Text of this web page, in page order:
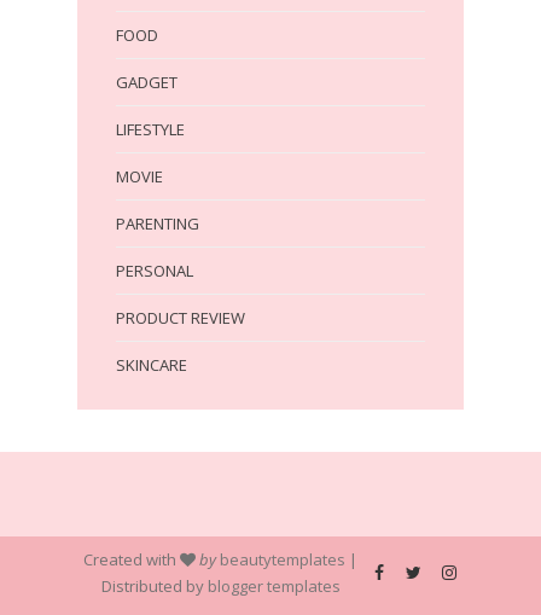
FOOD
GADGET
LIFESTYLE
MOVIE
PARENTING
PERSONAL
PRODUCT REVIEW
SKINCARE
Created with by beautytemplates |
Distributed by blogger templates